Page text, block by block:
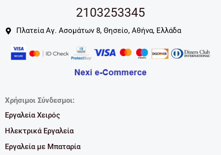
2103253345
Πλατεία Αγ. Ασομάτων 8, Θησείο, Αθήνα, Ελλάδα
Χρήσιμοι Σύνδεσμοι:
Εργαλεία Χειρός
Ηλεκτρικά Εργαλεία
Εργαλεία με Μπαταρία